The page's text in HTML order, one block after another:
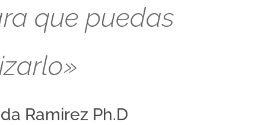
que puedas
Ramirez Ph.D